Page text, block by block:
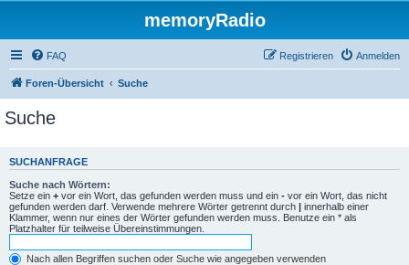
memoryRadio
FAQ Anmelden
Registrieren
Foren-Übersicht Suche
Suche
SUCHANFRAGE
Suche nach Wörtern:
Setze ein + vor ein Wort, das gefunden werden muss und ein - vor ein Wort, das nicht
gefunden werden darf. Verwende mehrere Wörter getrennt durch | innerhalb einer
Klammer, wenn nur eines der Wörter gefunden werden muss. Benutze ein * als
Platzhalter für teilweise Übereinstimmungen.
Nach allen Begriffen suchen oder Suche wie angegeben verwenden